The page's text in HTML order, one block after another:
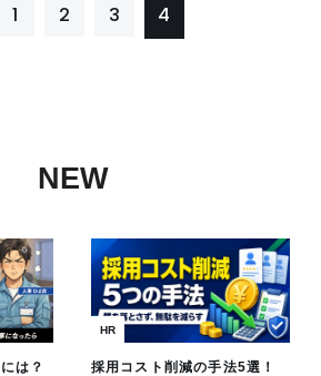
1 2 3 4
NEW
は？
HR
採用コスト削減の手法5選！